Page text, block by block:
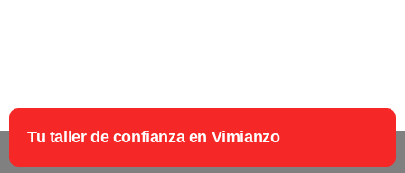
Tu taller de confianza en Vimianzo